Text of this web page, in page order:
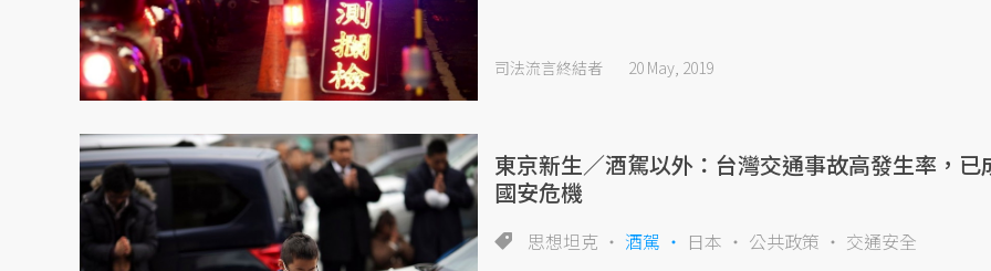
司法流言終結者 20 May, 2019
東京新生／酒駕以外：台灣交通事故高發生率，已
國安危機
思想坦克 酒駕 日本 公共政策 交通安全